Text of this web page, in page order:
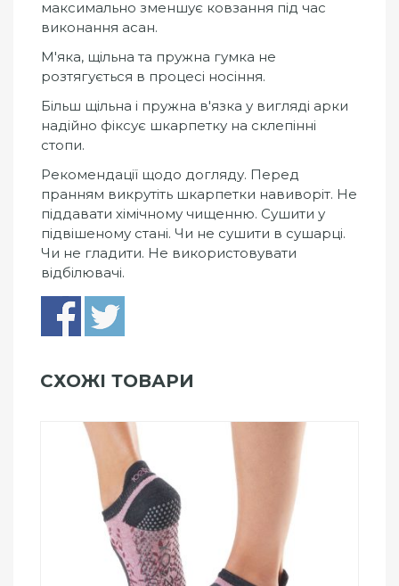
максимально зменшує ковзання під час
виконання асан.
М'яка, щільна та пружна гумка не
розтягується в процесі носіння.
Більш щільна і пружна в'язка у вигляді арки
надійно фіксує шкарпетку на склепінні
стопи.
Рекомендації щодо догляду. Перед
пранням викрутіть шкарпетки навиворіт. Не
піддавати хімічному чищенню. Сушити у
підвішеному стані. Чи не сушити в сушарці.
Чи не гладити. Не використовувати
відбілювачі.
СХОЖІ ТОВАРИ
ПРИДБАТИ
Add to Wishlist